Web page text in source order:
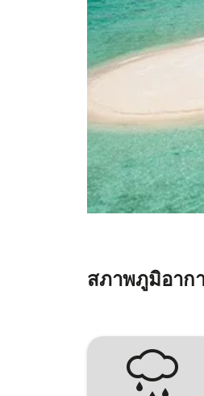
สภาพภูมิอาก